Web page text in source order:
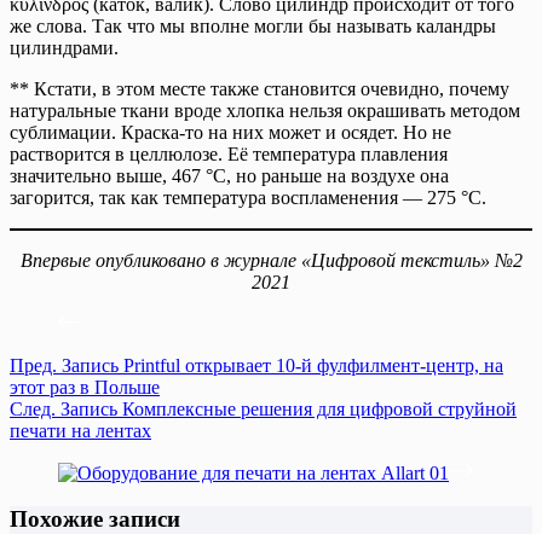
же слова. Так что мы вполне могли бы называть каландры
цилиндрами.
** Кстати, в этом месте также становится очевидно, почему
натуральные ткани вроде хлопка нельзя окрашивать методом
сублимации. Краска-то на них может и осядет. Но не
растворится в целлюлозе. Её температура плавления
значительно выше, 467 °C, но раньше на воздухе она
загорится, так как температура воспламенения — 275 °С.
Впервые опубликовано в журнале «Цифровой текстиль» №2
2021
Пред. Запись Printful открывает 10-й фулфилмент-центр, на
этот раз в Польше
След. Запись Комплексные решения для цифровой струйной
печати на лентах
Похожие записи